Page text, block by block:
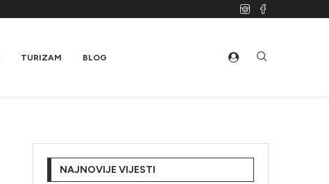
TURIZAM BLOG
NAJNOVIJE VIJESTI